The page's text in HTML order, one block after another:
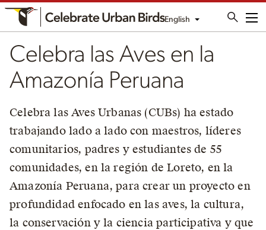
English
Celebra las Aves en la
Amazonía Peruana
Celebra las Aves Urbanas (CUBs) ha estado
trabajando lado a lado con maestros, líderes
comunitarios, padres y estudiantes de 55
comunidades, en la región de Loreto, en la
Amazonía Peruana, para crear un proyecto en
profundidad enfocado en las aves, la cultura,
la conservación y la ciencia participativa y que